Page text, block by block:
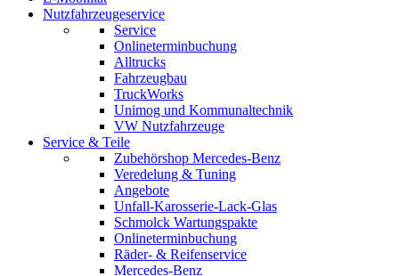
Nutzfahrzeugeservice
Service
Onlineterminbuchung
Alltrucks
Fahrzeugbau
TruckWorks
Unimog und Kommunaltechnik
VW Nutzfahrzeuge
Service & Teile
Zubehörshop Mercedes-Benz
Veredelung & Tuning
Angebote
Unfall-Karosserie-Lack-Glas
Schmolck Wartungspakte
Onlineterminbuchung
Räder- & Reifenservice
Mercedes-Benz